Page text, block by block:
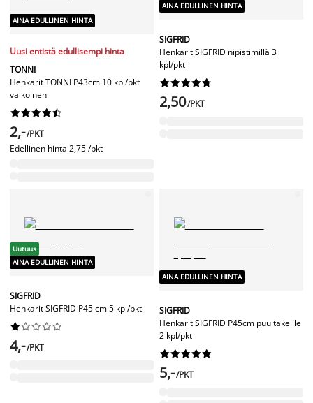
AINA EDULLINEN HINTA
Uusi entistä edullisempi hinta
TONNI
Henkarit TONNI P43cm 10 kpl/pkt
valkoinen






2,-/PKT
Edellinen hinta 2,75 /pkt
AINA EDULLINEN HINTA
SIGFRID
Henkarit SIGFRID nipistimillä 3
kpl/pkt






2,50/PKT
Uutuus
AINA EDULLINEN HINTA
SIGFRID
Henkarit SIGFRID P45 cm 5 kpl/pkt






4,-/PKT
AINA EDULLINEN HINTA
SIGFRID
Henkarit SIGFRID P45cm puu takeille
2 kpl/pkt






5,-/PKT